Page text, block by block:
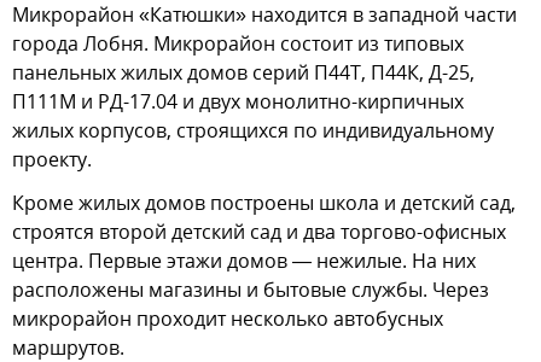
Микрорайон «Катюшки» находится в западной части
города Лобня. Микрорайон состоит из типовых
панельных жилых домов серий П44Т, П44К, Д-25,
П111М и РД-17.04 и двух монолитно-кирпичных
жилых корпусов, строящихся по индивидуальному
проекту.
Кроме жилых домов построены школа и детский сад,
строятся второй детский сад и два торгово-офисных
центра. Первые этажи домов — нежилые. На них
расположены магазины и бытовые службы. Через
микрорайон проходит несколько автобусных
маршрутов.